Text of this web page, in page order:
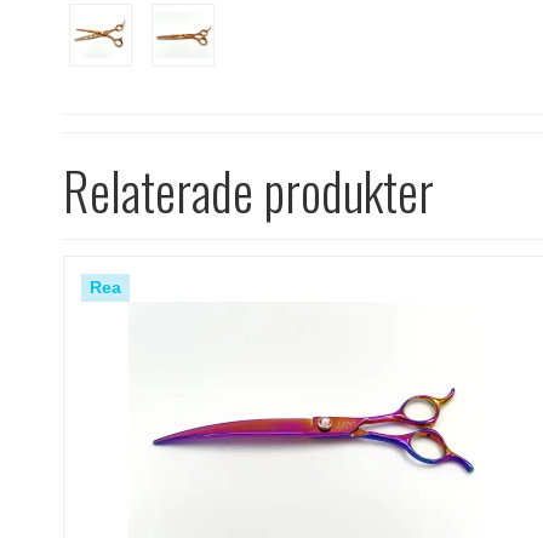
Relaterade produkter
Rea